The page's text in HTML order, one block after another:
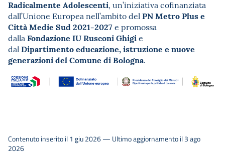
Radicalmente Adolescenti, un’iniziativa cofinanziata
dall’Unione Europea nell’ambito del PN Metro Plus e
Città Medie Sud 2021-2027e promossa
dalla Fondazione IU Rusconi Ghigi e
dal Dipartimento educazione, istruzione e nuove
generazioni del Comune di Bologna.
Contenuto inserito il 1 giu 2026 — Ultimo aggiornamento il 3 ago
2026